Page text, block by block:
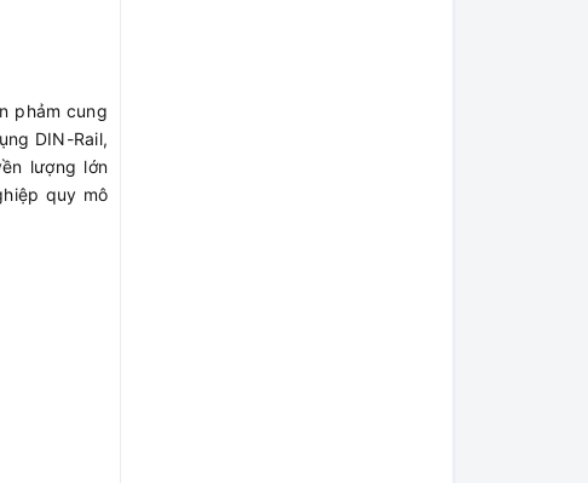
phảm cung
DIN-Rail,
lượng lớn
quy mô